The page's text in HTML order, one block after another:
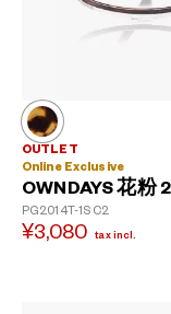
OUTLET
Online Exclusive
OWNDAYS 花粉
PG2014T-1S C2
¥3,080 tax incl.